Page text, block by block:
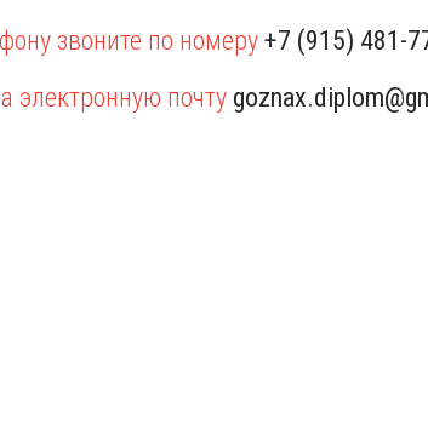
звоните по номеру+7 (915) 481-
электронную почту